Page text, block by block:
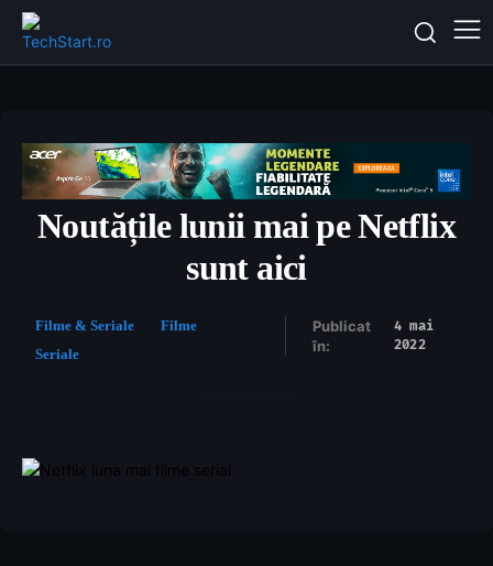
Noutățile lunii mai pe Netflix
sunt aici
Filme & Seriale
Filme
Seriale
Publicat
în:
4 mai
2022